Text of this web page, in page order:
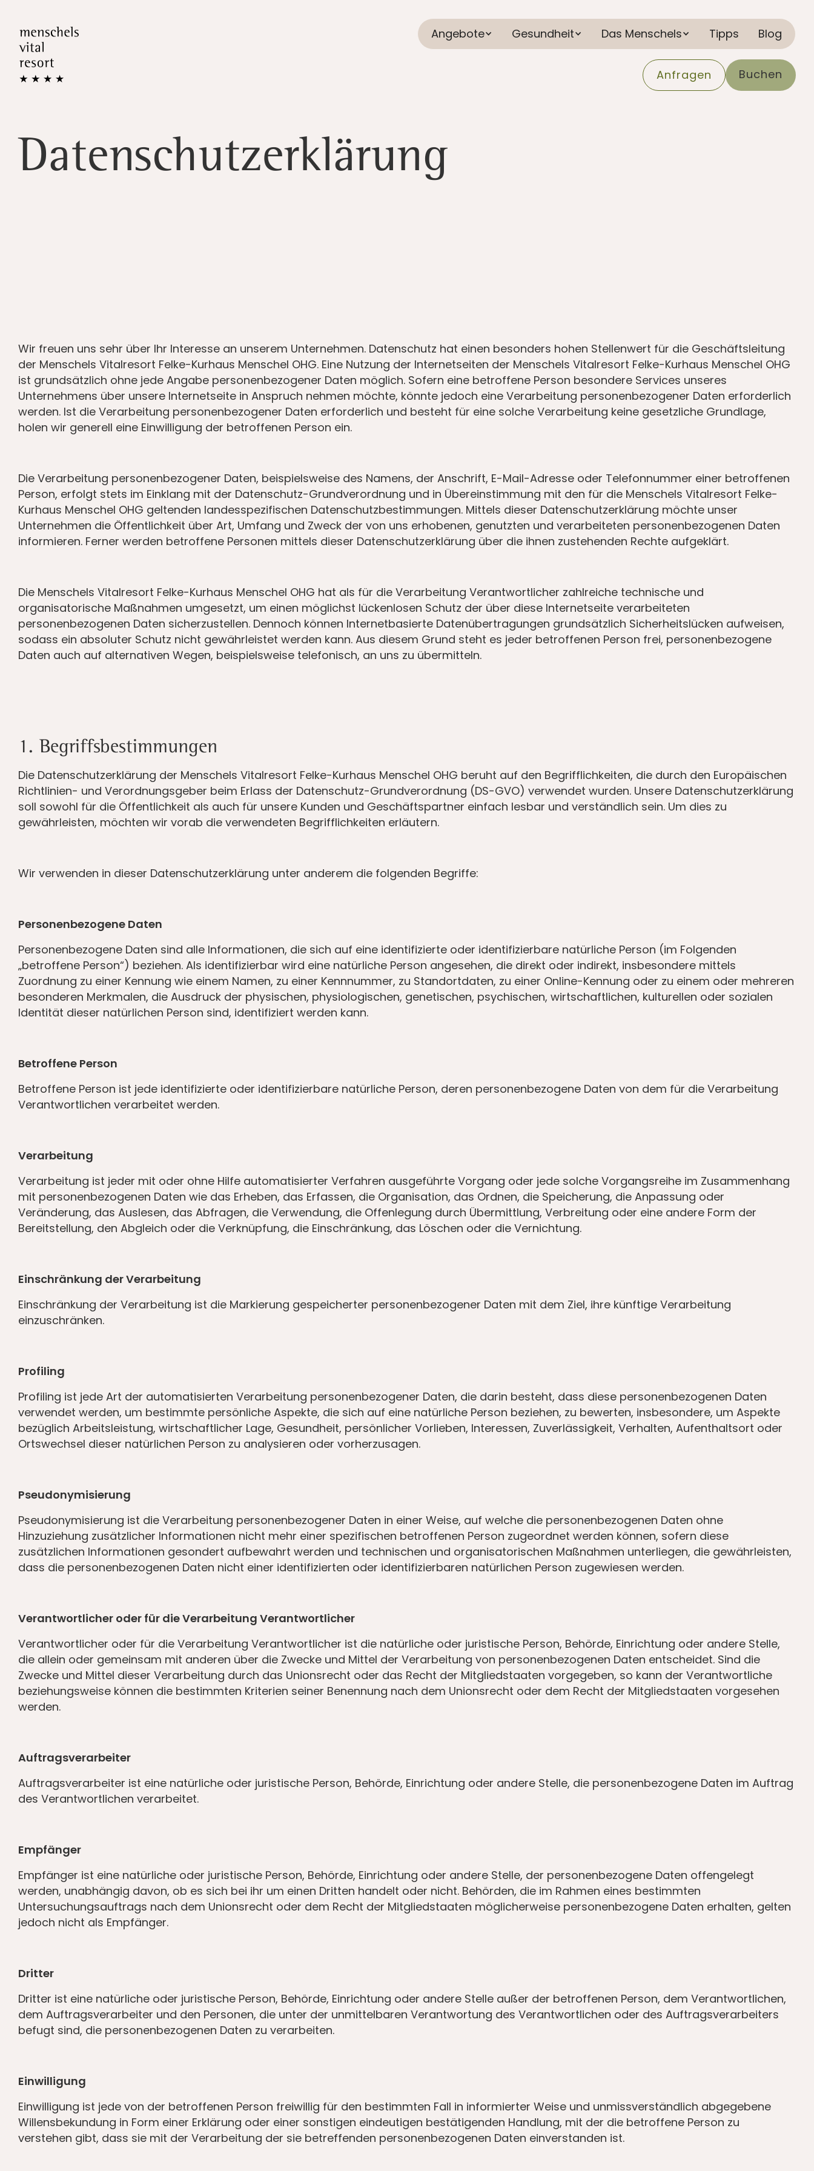
Angebote Gesundheit Das Menschels Tipps Blog
Anfragen Buchen
Datenschutzerklärung
Wir freuen uns sehr über Ihr Interesse an unserem Unternehmen. Datenschutz hat einen besonders hohen Stellenwert für die Geschäftsleitung
der Menschels Vitalresort Felke-Kurhaus Menschel OHG. Eine Nutzung der Internetseiten der Menschels Vitalresort Felke-Kurhaus Menschel OHG
ist grundsätzlich ohne jede Angabe personenbezogener Daten möglich. Sofern eine betroffene Person besondere Services unseres
Unternehmens über unsere Internetseite in Anspruch nehmen möchte, könnte jedoch eine Verarbeitung personenbezogener Daten erforderlich
werden. Ist die Verarbeitung personenbezogener Daten erforderlich und besteht für eine solche Verarbeitung keine gesetzliche Grundlage,
holen wir generell eine Einwilligung der betroffenen Person ein.
Die Verarbeitung personenbezogener Daten, beispielsweise des Namens, der Anschrift, E-Mail-Adresse oder Telefonnummer einer betroffenen
Person, erfolgt stets im Einklang mit der Datenschutz-Grundverordnung und in Übereinstimmung mit den für die Menschels Vitalresort Felke-
Kurhaus Menschel OHG geltenden landesspezifischen Datenschutzbestimmungen. Mittels dieser Datenschutzerklärung möchte unser
Unternehmen die Öffentlichkeit über Art, Umfang und Zweck der von uns erhobenen, genutzten und verarbeiteten personenbezogenen Daten
informieren. Ferner werden betroffene Personen mittels dieser Datenschutzerklärung über die ihnen zustehenden Rechte aufgeklärt.
Die Menschels Vitalresort Felke-Kurhaus Menschel OHG hat als für die Verarbeitung Verantwortlicher zahlreiche technische und
organisatorische Maßnahmen umgesetzt, um einen möglichst lückenlosen Schutz der über diese Internetseite verarbeiteten
personenbezogenen Daten sicherzustellen. Dennoch können Internetbasierte Datenübertragungen grundsätzlich Sicherheitslücken aufweisen,
sodass ein absoluter Schutz nicht gewährleistet werden kann. Aus diesem Grund steht es jeder betroffenen Person frei, personenbezogene
Daten auch auf alternativen Wegen, beispielsweise telefonisch, an uns zu übermitteln.
1. Begriffsbestimmungen
Die Datenschutzerklärung der Menschels Vitalresort Felke-Kurhaus Menschel OHG beruht auf den Begrifflichkeiten, die durch den Europäischen
Richtlinien- und Verordnungsgeber beim Erlass der Datenschutz-Grundverordnung (DS-GVO) verwendet wurden. Unsere Datenschutzerklärung
soll sowohl für die Öffentlichkeit als auch für unsere Kunden und Geschäftspartner einfach lesbar und verständlich sein. Um dies zu
gewährleisten, möchten wir vorab die verwendeten Begrifflichkeiten erläutern.
Wir verwenden in dieser Datenschutzerklärung unter anderem die folgenden Begriffe:
Personenbezogene Daten
Personenbezogene Daten sind alle Informationen, die sich auf eine identifizierte oder identifizierbare natürliche Person (im Folgenden
„betroffene Person“) beziehen. Als identifizierbar wird eine natürliche Person angesehen, die direkt oder indirekt, insbesondere mittels
Zuordnung zu einer Kennung wie einem Namen, zu einer Kennnummer, zu Standortdaten, zu einer Online-Kennung oder zu einem oder mehreren
besonderen Merkmalen, die Ausdruck der physischen, physiologischen, genetischen, psychischen, wirtschaftlichen, kulturellen oder sozialen
Identität dieser natürlichen Person sind, identifiziert werden kann.
Betroffene Person
Betroffene Person ist jede identifizierte oder identifizierbare natürliche Person, deren personenbezogene Daten von dem für die Verarbeitung
Verantwortlichen verarbeitet werden.
Verarbeitung
Verarbeitung ist jeder mit oder ohne Hilfe automatisierter Verfahren ausgeführte Vorgang oder jede solche Vorgangsreihe im Zusammenhang
mit personenbezogenen Daten wie das Erheben, das Erfassen, die Organisation, das Ordnen, die Speicherung, die Anpassung oder
Veränderung, das Auslesen, das Abfragen, die Verwendung, die Offenlegung durch Übermittlung, Verbreitung oder eine andere Form der
Bereitstellung, den Abgleich oder die Verknüpfung, die Einschränkung, das Löschen oder die Vernichtung.
Einschränkung der Verarbeitung
Einschränkung der Verarbeitung ist die Markierung gespeicherter personenbezogener Daten mit dem Ziel, ihre künftige Verarbeitung
einzuschränken.
Profiling
Profiling ist jede Art der automatisierten Verarbeitung personenbezogener Daten, die darin besteht, dass diese personenbezogenen Daten
verwendet werden, um bestimmte persönliche Aspekte, die sich auf eine natürliche Person beziehen, zu bewerten, insbesondere, um Aspekte
bezüglich Arbeitsleistung, wirtschaftlicher Lage, Gesundheit, persönlicher Vorlieben, Interessen, Zuverlässigkeit, Verhalten, Aufenthaltsort oder
Ortswechsel dieser natürlichen Person zu analysieren oder vorherzusagen.
Pseudonymisierung
Pseudonymisierung ist die Verarbeitung personenbezogener Daten in einer Weise, auf welche die personenbezogenen Daten ohne
Hinzuziehung zusätzlicher Informationen nicht mehr einer spezifischen betroffenen Person zugeordnet werden können, sofern diese
zusätzlichen Informationen gesondert aufbewahrt werden und technischen und organisatorischen Maßnahmen unterliegen, die gewährleisten,
dass die personenbezogenen Daten nicht einer identifizierten oder identifizierbaren natürlichen Person zugewiesen werden.
Verantwortlicher oder für die Verarbeitung Verantwortlicher
Verantwortlicher oder für die Verarbeitung Verantwortlicher ist die natürliche oder juristische Person, Behörde, Einrichtung oder andere Stelle,
die allein oder gemeinsam mit anderen über die Zwecke und Mittel der Verarbeitung von personenbezogenen Daten entscheidet. Sind die
Zwecke und Mittel dieser Verarbeitung durch das Unionsrecht oder das Recht der Mitgliedstaaten vorgegeben, so kann der Verantwortliche
beziehungsweise können die bestimmten Kriterien seiner Benennung nach dem Unionsrecht oder dem Recht der Mitgliedstaaten vorgesehen
werden.
Auftragsverarbeiter
Auftragsverarbeiter ist eine natürliche oder juristische Person, Behörde, Einrichtung oder andere Stelle, die personenbezogene Daten im Auftrag
des Verantwortlichen verarbeitet.
Empfänger
Empfänger ist eine natürliche oder juristische Person, Behörde, Einrichtung oder andere Stelle, der personenbezogene Daten offengelegt
werden, unabhängig davon, ob es sich bei ihr um einen Dritten handelt oder nicht. Behörden, die im Rahmen eines bestimmten
Untersuchungsauftrags nach dem Unionsrecht oder dem Recht der Mitgliedstaaten möglicherweise personenbezogene Daten erhalten, gelten
jedoch nicht als Empfänger.
Dritter
Dritter ist eine natürliche oder juristische Person, Behörde, Einrichtung oder andere Stelle außer der betroffenen Person, dem Verantwortlichen,
dem Auftragsverarbeiter und den Personen, die unter der unmittelbaren Verantwortung des Verantwortlichen oder des Auftragsverarbeiters
befugt sind, die personenbezogenen Daten zu verarbeiten.
Einwilligung
Einwilligung ist jede von der betroffenen Person freiwillig für den bestimmten Fall in informierter Weise und unmissverständlich abgegebene
Willensbekundung in Form einer Erklärung oder einer sonstigen eindeutigen bestätigenden Handlung, mit der die betroffene Person zu
verstehen gibt, dass sie mit der Verarbeitung der sie betreffenden personenbezogenen Daten einverstanden ist.